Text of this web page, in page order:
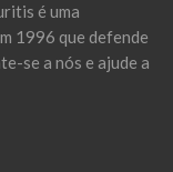
é uma
1996 que defende
se a nós e ajude a